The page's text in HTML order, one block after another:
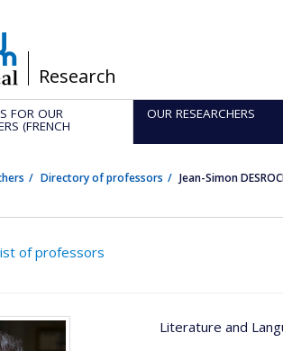
/Research
FOR OUR
(FRENCH
OUR RESEARCHERS
Directory of professors Jean-Simon
of professors
Literature and